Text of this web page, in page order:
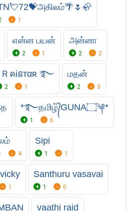
1
என்ன பயன்
2 1
அன்னா
2 2
ＲคᎥនтαʀ ࿐
2 1
மதன்
2 3
*࿐தமிழ்᭄GUNA۝༆*
1 6
4
Sipi
1 1
1
Santhuru vasavai
1 0
vaathi raid